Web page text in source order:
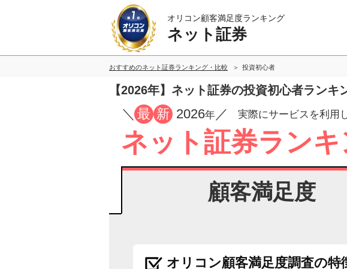
オリコン顧客満足度ランキング
ネット証券
おすすめのネット証券ランキング・比較 投資初心者
【2026年】ネット証券の投資初心者ランキ
／ 最 新 2026年 ／ 実際にサービスを利用
ネット証券ラン
顧客満足度
オリコン顧客満足度調査の特